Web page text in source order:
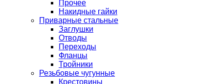
Прочее
Накидные гайки
Приварные стальные
Заглушки
Отводы
Переходы
Фланцы
Тройники
Резьбовые чугунные
Крестовины